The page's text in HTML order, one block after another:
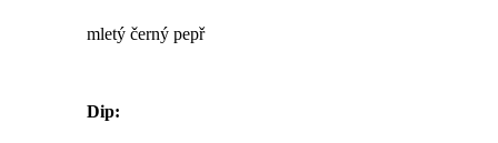
mletý černý pepř
Dip: